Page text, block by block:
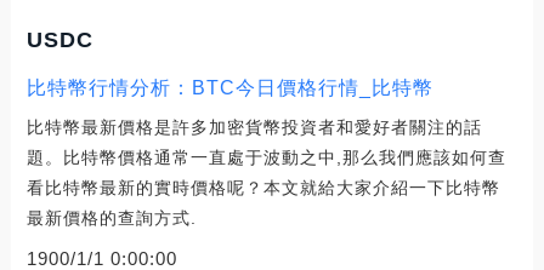
USDC
比特幣行情分析：BTC今日價格行情_比特幣
比特幣最新價格是許多加密貨幣投資者和愛好者關注的話
題。比特幣價格通常一直處于波動之中,那么我們應該如何查
看比特幣最新的實時價格呢？本文就給大家介紹一下比特幣
最新價格的查詢方式.
1900/1/1 0:00:00